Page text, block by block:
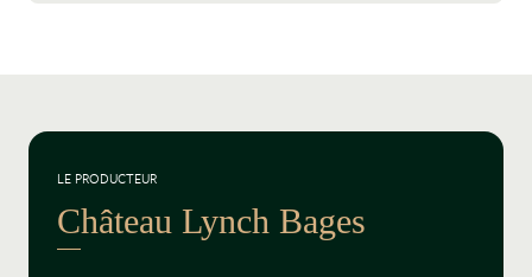
LE PRODUCTEUR
Château Lynch Bages